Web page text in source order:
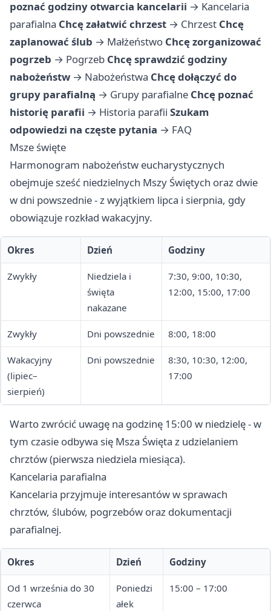
poznać godziny otwarcia kancelarii → Kancelaria
parafialna Chcę załatwić chrzest → Chrzest Chcę
zaplanować ślub → Małżeństwo Chcę zorganizować
pogrzeb → Pogrzeb Chcę sprawdzić godziny
nabożeństw → Nabożeństwa Chcę dołączyć do
grupy parafialną → Grupy parafialne Chcę poznać
historię parafii → Historia parafii Szukam
odpowiedzi na częste pytania → FAQ
Msze święte
Harmonogram nabożeństw eucharystycznych
obejmuje sześć niedzielnych Mszy Świętych oraz dwie
w dni powszednie - z wyjątkiem lipca i sierpnia, gdy
obowiązuje rozkład wakacyjny.
Okres Dzień Godziny
Zwykły
Niedziela i
święta
nakazane
7:30, 9:00, 10:30,
12:00, 15:00, 17:00
Zwykły Dni powszednie 8:00, 18:00
Wakacyjny
(lipiec–
sierpień)
Dni powszednie
8:30, 10:30, 12:00,
17:00
Warto zwrócić uwagę na godzinę 15:00 w niedzielę - w
tym czasie odbywa się Msza Święta z udzielaniem
chrztów (pierwsza niedziela miesiąca).
Kancelaria parafialna
Kancelaria przyjmuje interesantów w sprawach
chrztów, ślubów, pogrzebów oraz dokumentacji
parafialnej.
Okres Dzień Godziny
Od 1 września do 30
czerwca
Poniedzi
ałek
15:00 – 17:00